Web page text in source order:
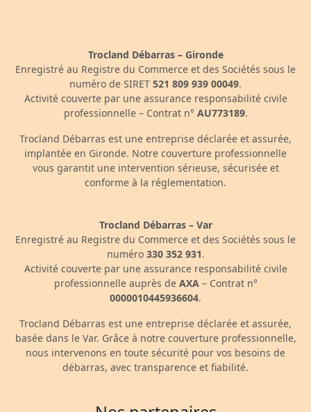
Trocland Débarras – Gironde
Enregistré au Registre du Commerce et des Sociétés sous le
numéro de SIRET 521 809 939 00049.
Activité couverte par une assurance responsabilité civile
professionnelle – Contrat n° AU773189.
Trocland Débarras est une entreprise déclarée et assurée,
implantée en Gironde. Notre couverture professionnelle
vous garantit une intervention sérieuse, sécurisée et
conforme à la réglementation.
Trocland Débarras – Var
Enregistré au Registre du Commerce et des Sociétés sous le
numéro 330 352 931.
Activité couverte par une assurance responsabilité civile
professionnelle auprès de AXA– Contrat n°
0000010445936604.
Trocland Débarras est une entreprise déclarée et assurée,
basée dans le Var. Grâce à notre couverture professionnelle,
nous intervenons en toute sécurité pour vos besoins de
débarras, avec transparence et fiabilité.